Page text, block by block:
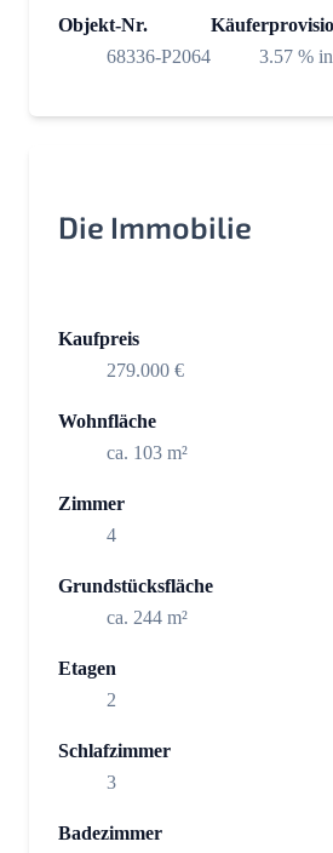
Objekt-Nr.
68336-P2064
3.57 %
Die Immobilie
Kaufpreis
279.000 €
Wohnfläche
ca. 103 m²
Zimmer
4
Grundstücksfläche
ca. 244 m²
Etagen
2
Schlafzimmer
3
Badezimmer